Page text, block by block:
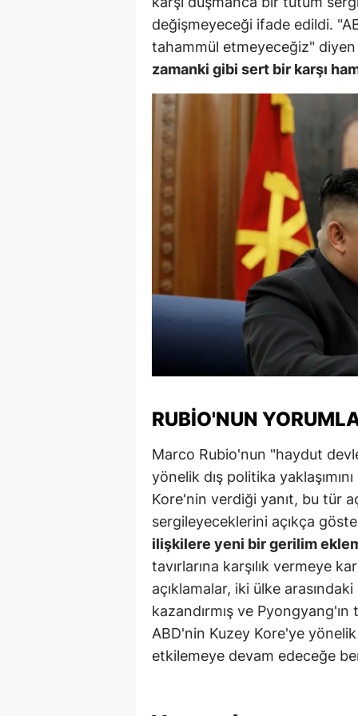
değişmeyeceği ifade edildi.
tahammül etmeyeceğiz" diyen
zamanki gibi sert bir karşı
RUBIO'NUN
Marco Rubio'nun "haydut
yönelik dış politika
Kore'nin verdiği yanıt, bu tür
sergileyeceklerini açıkça
ilişkilere yeni bir gerilim
tavırlarına karşılık vermeye
açıklamalar, iki ülke
kazandırmış ve
ABD'nin Kuzey Kore'ye
etkilemeye devam edeceğe